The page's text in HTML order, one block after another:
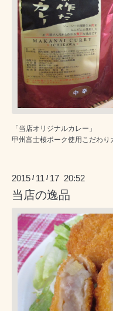
「当店オリジナルカレー」
甲州富士桜ポーク使用こだわり
2015 / 11 / 17 20:52
当店の逸品